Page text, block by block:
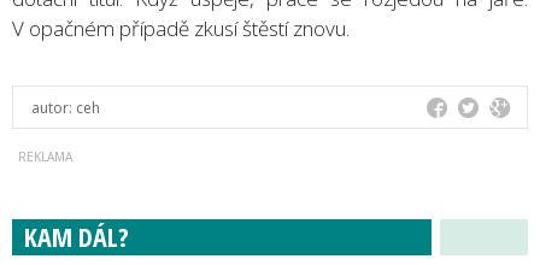
V opačném případě zkusí štěstí znovu.
autor: ceh
KAM DÁL?